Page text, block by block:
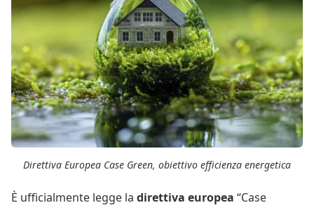
Direttiva Europea Case Green, obiettivo efficienza energetica
È ufficialmente legge la direttiva europea “Case